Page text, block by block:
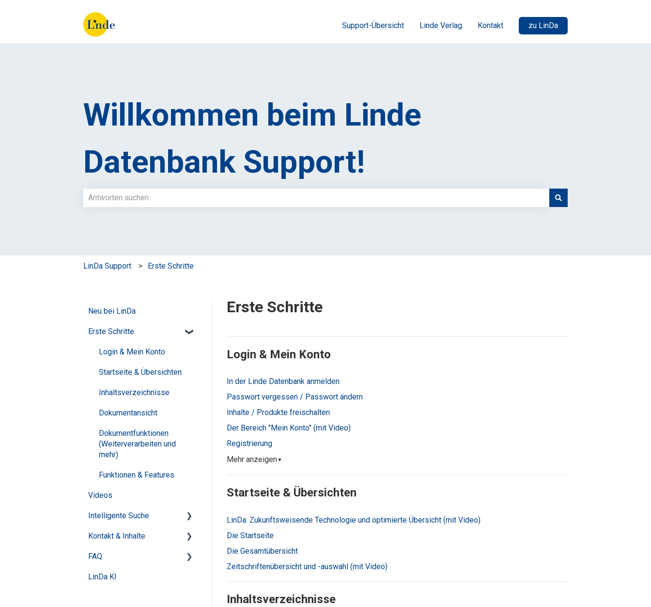
Support-Übersicht Linde Verlag Kontakt zu LinDa
Willkommen beim Linde
Datenbank Support!
LinDa Support Erste Schritte
Erste Schritte
Login & Mein Konto
In der Linde Datenbank anmelden
Passwort vergessen / Passwort ändern
Inhalte / Produkte freischalten
Der Bereich "Mein Konto" (mit Video)
Registrierung
Mehr anzeigen▼
Startseite & Übersichten
LinDa: Zukunftsweisende Technologie und optimierte Übersicht (mit Video)
Die Startseite
Die Gesamtübersicht
Zeitschriftenübersicht und -auswahl (mit Video)
Inhaltsverzeichnisse
Neu bei LinDa
Erste Schritte
Login & Mein Konto
Startseite & Übersichten
Inhaltsverzeichnisse
Dokumentansicht
Dokumentfunktionen
(Weiterverarbeiten und
mehr)
Funktionen & Features
Videos
Intelligente Suche
Tipps für die erfolgreiche
Kontakt & Inhalte
Inhalte
FAQ
Anmeldung
LinDa KI